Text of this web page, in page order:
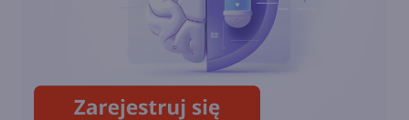
Recall - flagowa funkcja AI w
Windows 11 w końcu wydana